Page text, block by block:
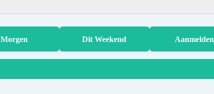
Morgen Dit Weekend Aanmelden